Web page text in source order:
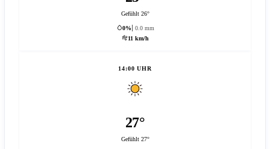
Gefühlt 26°
0%
0.0 mm
11 km/h
14:00 UHR
27°
Gefühlt 27°